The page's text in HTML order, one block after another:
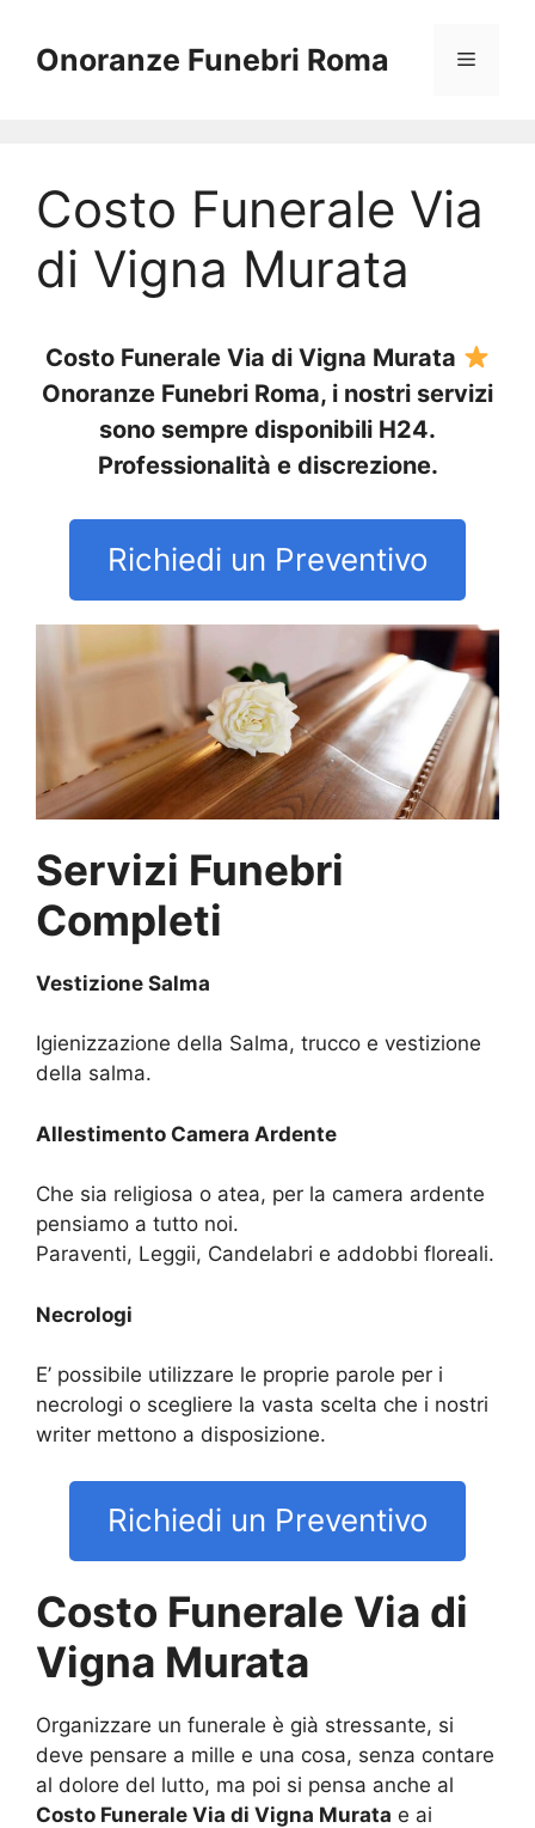
contenuto
Onoranze Funebri Roma Menu
Costo Funerale Via
di Vigna Murata
Costo Funerale Via di Vigna Murata
Onoranze Funebri Roma, i nostri servizi
sono sempre disponibili H24.
Professionalità e discrezione.
Richiedi un Preventivo
Servizi Funebri
Completi
Vestizione Salma
Igienizzazione della Salma, trucco e vestizione
della salma.
Allestimento Camera Ardente
Che sia religiosa o atea, per la camera ardente
pensiamo a tutto noi.
Paraventi, Leggii, Candelabri e addobbi floreali.
Necrologi
E’ possibile utilizzare le proprie parole per i
necrologi o scegliere la vasta scelta che i nostri
writer mettono a disposizione.
Richiedi un Preventivo
Costo Funerale Via di
Vigna Murata
Organizzare un funerale è già stressante, si
deve pensare a mille e una cosa, senza contare
al dolore del lutto, ma poi si pensa anche al
Costo Funerale Via di Vigna Murata e ai